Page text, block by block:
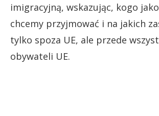
imigracyjną, wskazując, kogo
chcemy przyjmować i na jakich
tylko spoza UE, ale przede
obywateli UE.